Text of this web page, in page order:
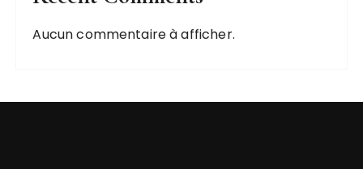
Aucun commentaire à afficher.